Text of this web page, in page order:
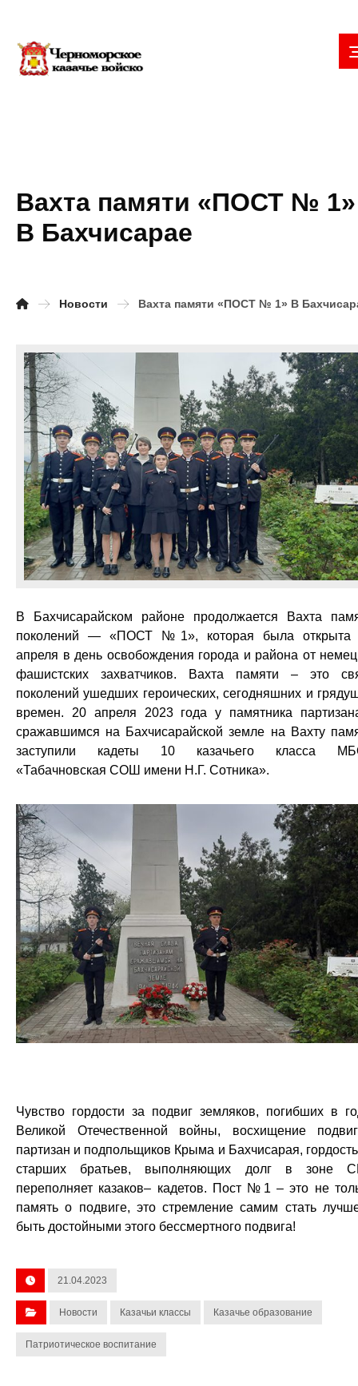
Вахта памяти «ПОСТ № 1»
В Бахчисарае
Новости Вахта памяти «ПОСТ № 1» В
В Бахчисарайском районе продолжается Вахта
поколений — «ПОСТ №1», которая была открыта
апреля в день освобождения города и района от
фашистских захватчиков. Вахта памяти – это
поколений ушедших героических, сегодняшних и
времен. 20 апреля 2023 года у памятника
сражавшимся на Бахчисарайской земле на Вахту
заступили кадеты 10 казачьего класса
«Табачновская СОШ имени Н.Г. Сотника».
Чувство гордости за подвиг земляков, погибших в
Великой Отечественной войны, восхищение
партизан и подпольщиков Крыма и Бахчисарая,
старших братьев, выполняющих долг в зоне
переполняет казаков– кадетов. Пост №1 – это не
память о подвиге, это стремление самим стать
быть достойными этого бессмертного подвига!
21.04.2023
Новости Казачьи классы Казачье образование
Патриотическое воспитание